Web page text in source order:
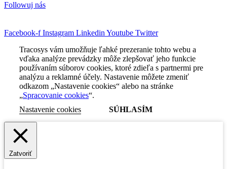
Followuj nás
Facebook-f Instagram Linkedin Youtube Twitter
Tracosys vám umožňuje ľahké prezeranie tohto webu a
vďaka analýze prevádzky môže zlepšovať jeho funkcie
používaním súborov cookies, ktoré zdieľa s partnermi pre
analýzu a reklamné účely. Nastavenie môžete zmeniť
odkazom „Nastavenie cookies“ alebo na stránke
„Spracovanie cookies“.
Nastavenie cookies
SÚHLASÍM
Zatvoriť